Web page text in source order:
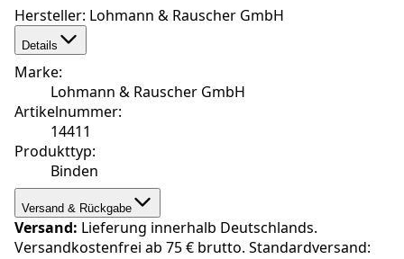
Hersteller: Lohmann & Rauscher GmbH
Details
Marke:
Lohmann & Rauscher GmbH
Artikelnummer:
14411
Produkttyp:
Binden
Versand & Rückgabe
Versand: Lieferung innerhalb Deutschlands.
Versandkostenfrei ab 75 € brutto. Standardversand: